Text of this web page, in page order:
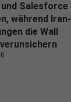
Salesforce
während Iran-
die Wall